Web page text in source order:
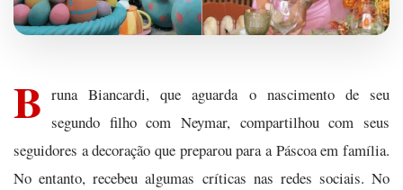
B runa Biancardi, que aguarda o nascimento de seu
segundo filho com Neymar, compartilhou com seus
seguidores a decoração que preparou para a Páscoa em família.
No entanto, recebeu algumas críticas nas redes sociais. No